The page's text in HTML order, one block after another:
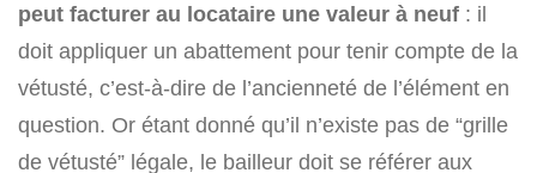
peut facturer au locataire une valeur à neuf : il
doit appliquer un abattement pour tenir compte de la
vétusté, c’est-à-dire de l’ancienneté de l’élément en
question. Or étant donné qu’il n’existe pas de “grille
de vétusté” légale, le bailleur doit se référer aux